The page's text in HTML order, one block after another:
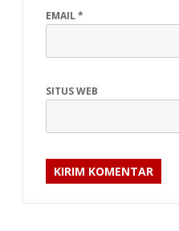
EMAIL*
SITUS WEB